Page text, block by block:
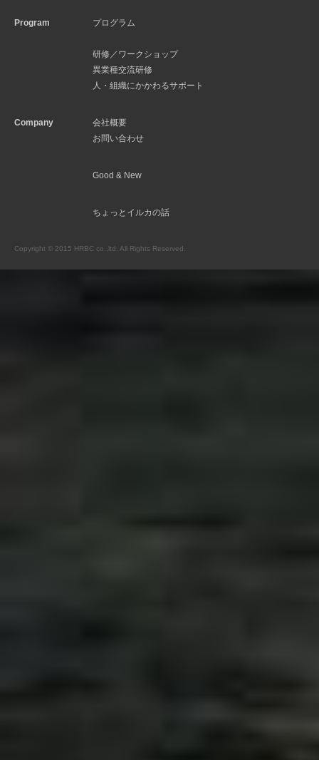
Program プログラム
研修／ワークショップ
異業種交流研修
人・組織にかかわるサポート
Company
会社概要
お問い合わせ
Good & New
ちょっとイルカの話
Copyright © 2015 HRBC co.,ltd. All Rights Reserved.